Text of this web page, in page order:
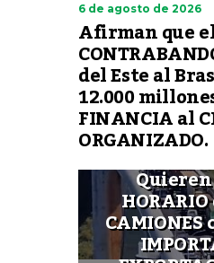
6 de agosto de 2026
Afirman que
del Este al
12.000
FINANCIA al
ORGANIZADO.